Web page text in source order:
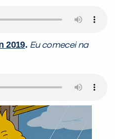
2019. Eu comecei na